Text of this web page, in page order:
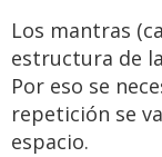
Los mantras
estructura de
Por eso se
repetición se
espacio.